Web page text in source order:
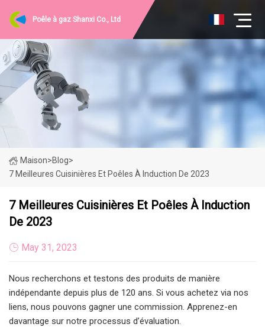
Poêle à gaz Shanxi Co., Ltd
Maison>Blog>
7 Meilleures Cuisinières Et Poêles À Induction De 2023
7 Meilleures Cuisinières Et Poêles À Induction
De 2023
May 31, 2023
Nous recherchons et testons des produits de manière
indépendante depuis plus de 120 ans. Si vous achetez via nos
liens, nous pouvons gagner une commission. Apprenez-en
davantage sur notre processus d’évaluation.